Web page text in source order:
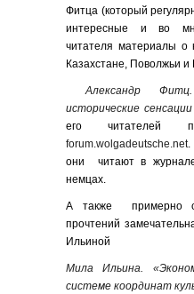
Фитца (который
интересные и во
читателя материалы о
Казахстане, Поволжьи и
Александр
исторические
его читателей
forum.wolgadeutsche.net.
они читают в
немцах.
А также примерно с
прочтений
Ильиной
Мила Ильина.
системе координат